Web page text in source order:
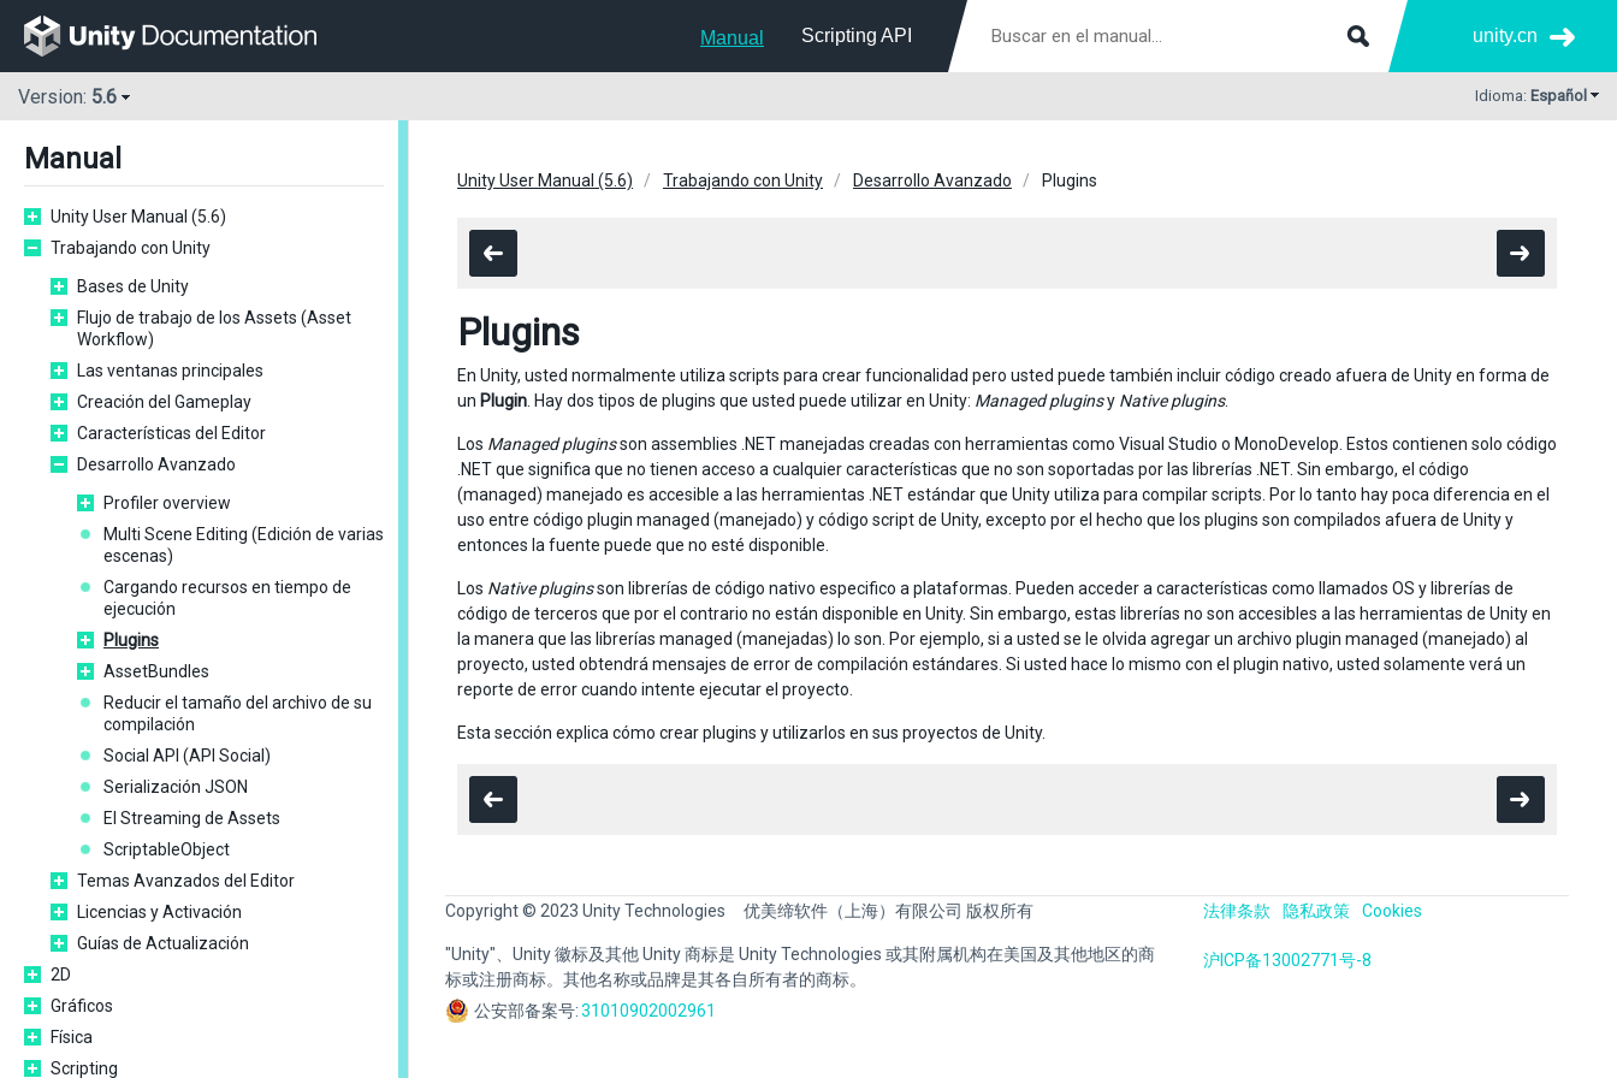
Manual Scripting API unity.cn
Version: 5.6 Idioma: Español
Manual
Unity User Manual (5.6)
Trabajando con Unity
Bases de Unity
Flujo de trabajo de los Assets (Asset
Workflow)
Las ventanas principales
Creación del Gameplay
Características del Editor
Desarrollo Avanzado
Profiler overview
Multi Scene Editing (Edición de varias
escenas)
Cargando recursos en tiempo de
ejecución
Plugins
AssetBundles
Reducir el tamaño del archivo de su
compilación
Social API (API Social)
Serialización JSON
El Streaming de Assets
ScriptableObject
Temas Avanzados del Editor
Licencias y Activación
Guías de Actualización
2D
Gráficos
Física
Scripting
Unity User Manual (5.6) Trabajando con Unity Desarrollo Avanzado Plugins
Plugins
En Unity, usted normalmente utiliza scripts para crear funcionalidad pero usted puede también incluir código creado afuera de Unity en forma de
un Plugin . Hay dos tipos de plugins que usted puede utilizar en Unity: Managed pluginsy Native plugins.
Los Managed pluginsson assemblies .NET manejadas creadas con herramientas como Visual Studio o MonoDevelop. Estos contienen solo código
.NET que significa que no tienen acceso a cualquier características que no son soportadas por las librerías .NET. Sin embargo, el código
(managed) manejado es accesible a las herramientas .NET estándar que Unity utiliza para compilar scripts. Por lo tanto hay poca diferencia en el
uso entre código plugin managed (manejado) y código script de Unity, excepto por el hecho que los plugins son compilados afuera de Unity y
entonces la fuente puede que no esté disponible.
Los Native pluginsson librerías de código nativo especifico a plataformas. Pueden acceder a características como llamados OS y librerías de
código de terceros que por el contrario no están disponible en Unity. Sin embargo, estas librerías no son accesibles a las herramientas de Unity en
la manera que las librerías managed (manejadas) lo son. Por ejemplo, si a usted se le olvida agregar un archivo plugin managed (manejado) al
proyecto, usted obtendrá mensajes de error de compilación estándares. Si usted hace lo mismo con el plugin nativo, usted solamente verá un
reporte de error cuando intente ejecutar el proyecto.
Esta sección explica cómo crear plugins y utilizarlos en sus proyectos de Unity.
Copyright © 2023 Unity Technologies 优美缔软件（上海）有限公司 版权所有
"Unity"、Unity 徽标及其他 Unity 商标是 Unity Technologies 或其附属机构在美国及其他地区的商
标或注册商标。其他名称或品牌是其各自所有者的商标。
公安部备案号:31010902002961
法律条款 隐私政策 Cookies
沪ICP备13002771号-8